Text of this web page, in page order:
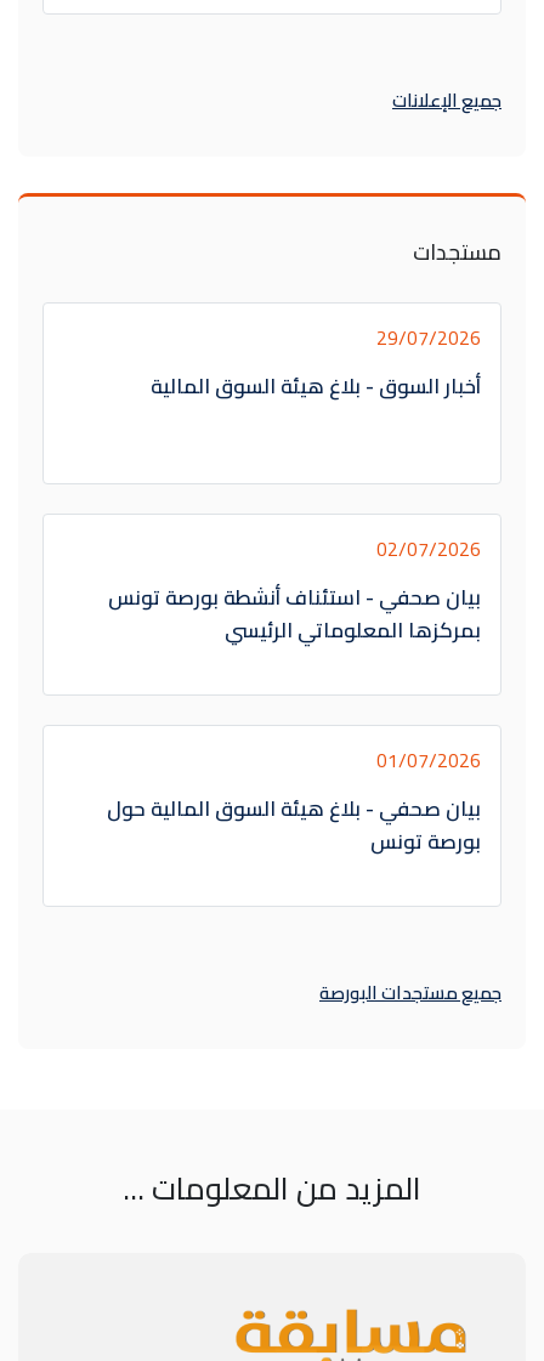
جميع الإعلانات
مستجدات
29/07/2026
أخبار السوق - بلاغ هيئة السوق المالية
02/07/2026
بيان صحفي - استئناف أنشطة بورصة تونس
بمركزها المعلوماتي الرئيسي
01/07/2026
بيان صحفي - بلاغ هيئة السوق المالية حول
بورصة تونس
جميع مستجدات البورصة
المزيد من المعلومات ...